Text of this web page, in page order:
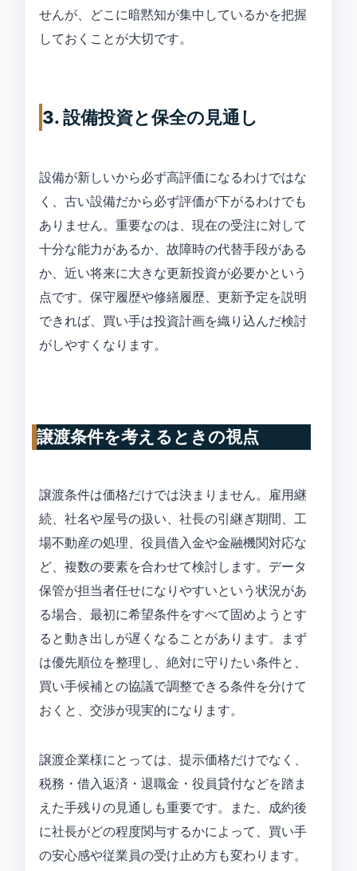
せんが、どこに暗黙知が集中しているかを把握
しておくことが大切です。
3. 設備投資と保全の見通し
設備が新しいから必ず高評価になるわけではな
く、古い設備だから必ず評価が下がるわけでも
ありません。重要なのは、現在の受注に対して
十分な能力があるか、故障時の代替手段がある
か、近い将来に大きな更新投資が必要かという
点です。保守履歴や修繕履歴、更新予定を説明
できれば、買い手は投資計画を織り込んだ検討
がしやすくなります。
譲渡条件を考えるときの視点
譲渡条件は価格だけでは決まりません。雇用継
続、社名や屋号の扱い、社長の引継ぎ期間、工
場不動産の処理、役員借入金や金融機関対応な
ど、複数の要素を合わせて検討します。データ
保管が担当者任せになりやすいという状況があ
る場合、最初に希望条件をすべて固めようとす
ると動き出しが遅くなることがあります。まず
は優先順位を整理し、絶対に守りたい条件と、
買い手候補との協議で調整できる条件を分けて
おくと、交渉が現実的になります。
譲渡企業様にとっては、提示価格だけでなく、
税務・借入返済・退職金・役員貸付などを踏ま
えた手残りの見通しも重要です。また、成約後
に社長がどの程度関与するかによって、買い手
の安心感や従業員の受け止め方も変わります。